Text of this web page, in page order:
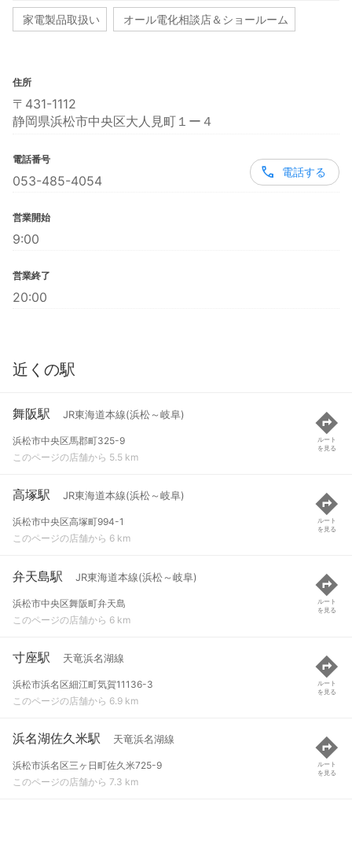
家電製品取扱い オール電化相談店＆ショールーム
住所
〒431-1112
静岡県浜松市中央区大人見町１ー４
電話番号
053-485-4054
電話する
営業開始
9:00
営業終了
20:00
近くの駅
舞阪駅 JR東海道本線(浜松～岐阜)
浜松市中央区馬郡町325-9
このページの店舗から 5.5 km
ルート
を見る
高塚駅 JR東海道本線(浜松～岐阜)
浜松市中央区高塚町994-1
このページの店舗から 6 km
ルート
を見る
弁天島駅 JR東海道本線(浜松～岐阜)
浜松市中央区舞阪町弁天島
このページの店舗から 6 km
ルート
を見る
寸座駅 天竜浜名湖線
浜松市浜名区細江町気賀11136-3
このページの店舗から 6.9 km
ルート
を見る
浜名湖佐久米駅 天竜浜名湖線
浜松市浜名区三ヶ日町佐久米725-9
このページの店舗から 7.3 km
ルート
を見る